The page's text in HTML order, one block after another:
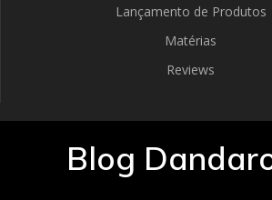
Lançamento de Produtos
Matérias
Reviews
Blog